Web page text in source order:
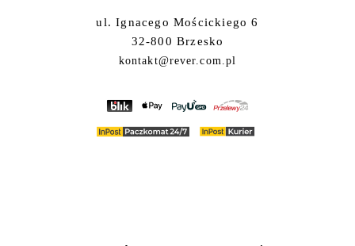
ul. Ignacego Mościckiego 6
32-800 Brzesko
kontakt@rever.com.pl